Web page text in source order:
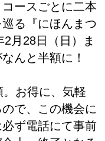
ースごとに二本
る『にほんまつ
月28日（日）ま
んと半額に！
お得に、気軽
で、この機会に
ず電話にて事前